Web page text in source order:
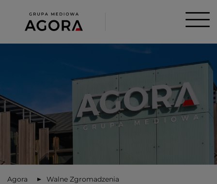
Agora
Walne Zgromadzenia